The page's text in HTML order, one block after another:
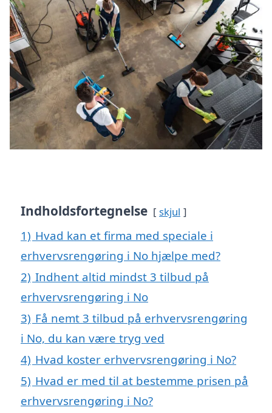
Indholdsfortegnelse skjul
1) Hvad kan et firma med speciale i
erhvervsrengøring i No hjælpe med?
2) Indhent altid mindst 3 tilbud på
erhvervsrengøring i No
3) Få nemt 3 tilbud på erhvervsrengøring
i No, du kan være tryg ved
4) Hvad koster erhvervsrengøring i No?
5) Hvad er med til at bestemme prisen på
erhvervsrengøring i No?